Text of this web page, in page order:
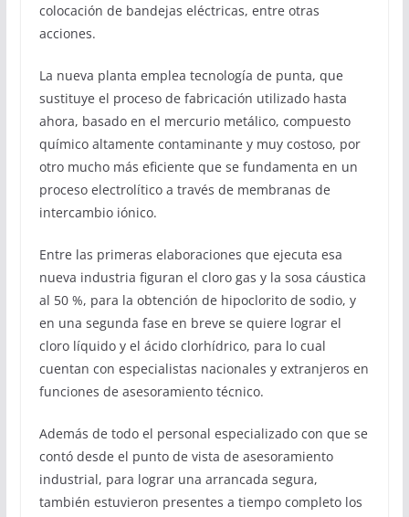
colocación de bandejas eléctricas, entre otras
acciones.
La nueva planta emplea tecnología de punta, que
sustituye el proceso de fabricación utilizado hasta
ahora, basado en el mercurio metálico, compuesto
químico altamente contaminante y muy costoso, por
otro mucho más eficiente que se fundamenta en un
proceso electrolítico a través de membranas de
intercambio iónico.
Entre las primeras elaboraciones que ejecuta esa
nueva industria figuran el cloro gas y la sosa cáustica
al 50 %, para la obtención de hipoclorito de sodio, y
en una segunda fase en breve se quiere lograr el
cloro líquido y el ácido clorhídrico, para lo cual
cuentan con especialistas nacionales y extranjeros en
funciones de asesoramiento técnico.
Además de todo el personal especializado con que se
contó desde el punto de vista de asesoramiento
industrial, para lograr una arrancada segura,
también estuvieron presentes a tiempo completo los